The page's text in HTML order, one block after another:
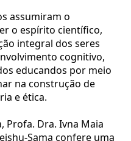
assumiram o
o espírito científico,
integral dos seres
cognitivo,
educandos por meio
na construção de
e ética.
Profa. Dra. Ivna Maia
Sama confere uma